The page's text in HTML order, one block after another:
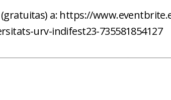
a: https://
urv-indifest23-735581854127